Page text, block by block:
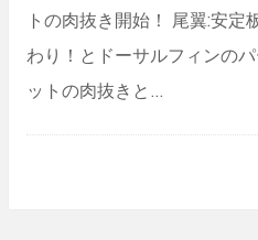
トの肉抜き開始！ 尾翼:安
わり！とドーサルフィンの
ットの肉抜きと…